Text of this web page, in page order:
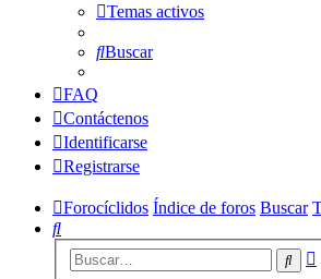
Temas activos
Buscar
FAQ
Contáctenos
Identificarse
Registrarse
Forocíclidos Índice de foros Buscar
Buscar